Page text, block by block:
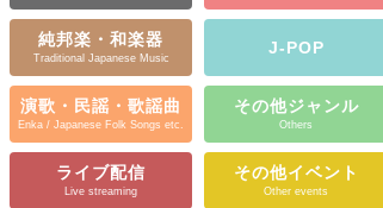
純邦楽・和楽器
Traditional Japanese Music
J-POP
演歌・民謡・歌謡曲
Enka / Japanese Folk Songs etc.
その他ジャンル
Others
ライブ配信
Live streaming
その他イベント
Other events